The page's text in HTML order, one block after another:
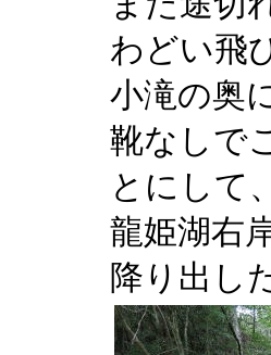
わどい飛
小滝の奥
靴なしで
とにして
龍姫湖右
降り出し